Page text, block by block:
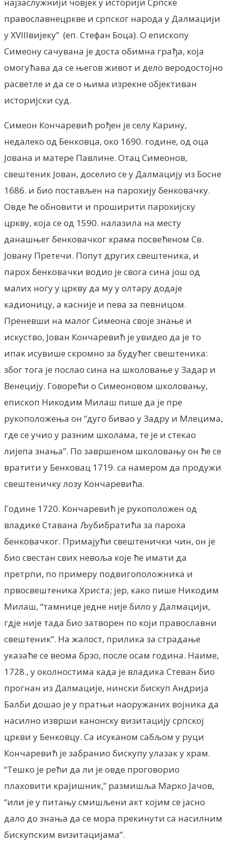
православнецркве и српског народа у Далмацији
у XVIIIвијеку” (еп. Стефан Боца). О епископу
Симеону сачувана је доста обимна грађа, која
омогућава да се његов живот и дело веродостојно
расветле и да се о њима изрекне објективан
историјски суд.
Симеон Кончаревић рођен је селу Карину,
недалеко од Бенковца, око 1690. године, од оца
Јована и матере Павлине. Отац Симеонов,
свештеник Јован, доселио се у Далмацију из Босне
1686. и био постављен на парохију бенковачку.
Овде ће обновити и проширити парохијску
цркву, која се од 1590. налазила на месту
данашњег бенковачког храма посвећеном Св.
Јовану Претечи. Попут других свештеника, и
парох бенковачки водио је свога сина још од
малих ногу у цркву да му у олтару додаје
кадионицу, а касније и пева за певницом.
Преневши на малог Симеона своје знање и
искуство, Јован Кончаревић је увидео да је то
ипак исувише скромно за будућег свештеника:
због тога је послао сина на школовање у Задар и
Венецију. Говорећи о Симеоновом школовању,
епископ Никодим Милаш пише да је пре
рукоположења он “дуго бивао у Задру и Млецима,
где се учио у разним школама, те је и стекао
лијепа знања”. По завршеном школовању он ће се
вратити у Бенковац 1719. са намером да продужи
свештеничку лозу Кончаревића.
Године 1720. Кончаревић је рукоположен од
владике Ставана Љубибратића за пароха
бенковачког. Примајући свештенички чин, он је
био свестан свих невоља које ће имати да
претрпи, по примеру подвигоположника и
првосвештеника Христа; јер, како пише Никодим
Милаш, “тамнице једне није било у Далмацији,
гдје није тада био затворен по који православни
свештеник”. На жалост, прилика за страдање
указаће се веома брзо, после осам година. Наиме,
1728., у околностима када је владика Стеван био
прогнан из Далмације, нински бискуп Андрија
Балби дошао је у пратњи наоружаних војника да
насилно изврши канонску визитацију српској
цркви у Бенковцу. Са исуканом сабљом у руци
Кончаревић је забранио бискупу улазак у храм.
“Тешко је рећи да ли је овде проговорио
плаховити крајишник,” размишља Марко Јачов,
“или је у питању смишљени акт којим се јасно
дало до знања да се мора прекинути са насилним
бискупским визитацијама”.